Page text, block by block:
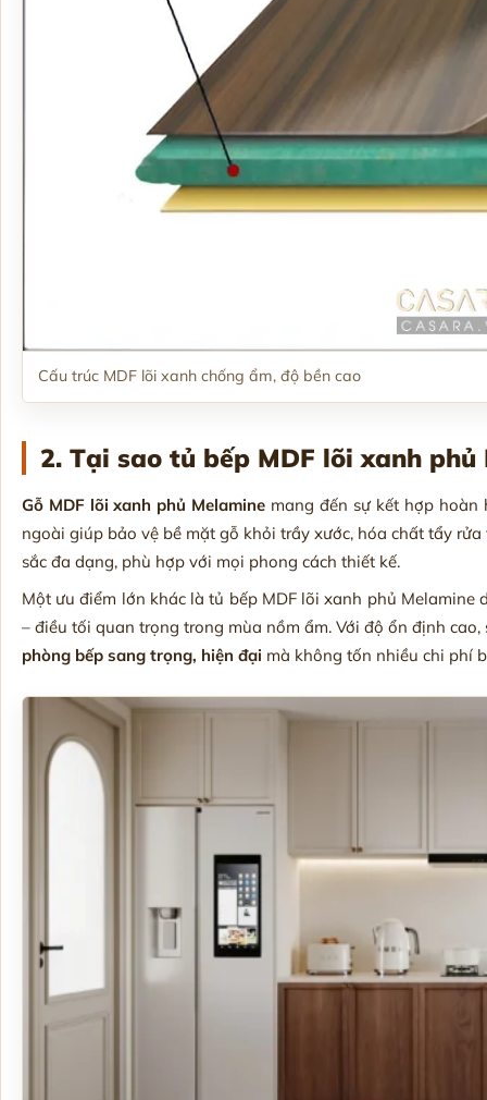
Cấu trúc MDF lõi xanh chống ẩm, độ bền cao
2. Tại sao tủ bếp MDF lõi xanh phủ
Gỗ MDF lõi xanh phủ Melamine mang đến sự kết hợp
ngoài giúp bảo vệ bề mặt gỗ khỏi trầy xước, hóa chất tẩy
sắc đa dạng, phù hợp với mọi phong cách thiết kế.
Một ưu điểm lớn khác là tủ bếp MDF lõi xanh phủ
– điều tối quan trọng trong mùa nồm ẩm. Với độ ổn định
phòng bếp sang trọng, hiện đại mà không tốn nhiều chi phí